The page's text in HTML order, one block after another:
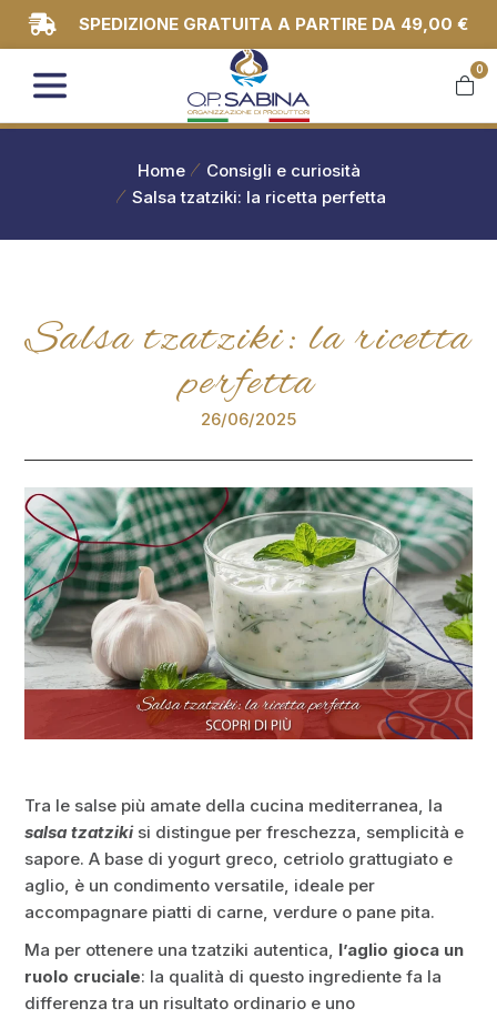
SPEDIZIONE GRATUITA A PARTIRE DA 49,00 €
0
Home
Consigli e curiosità
Salsa tzatziki: la ricetta perfetta
Salsa tzatziki: la ricetta
perfetta
26/06/2025
Tra le salse più amate della cucina mediterranea, la
salsa tzatzikisi distingue per freschezza, semplicità e
sapore. A base di yogurt greco, cetriolo grattugiato e
aglio, è un condimento versatile, ideale per
accompagnare piatti di carne, verdure o pane pita.
Ma per ottenere una tzatziki autentica, l’aglio gioca un
ruolo cruciale: la qualità di questo ingrediente fa la
differenza tra un risultato ordinario e uno